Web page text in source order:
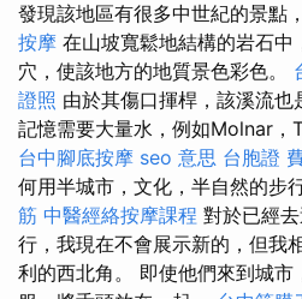
發現該地區有很多中世紀的景點
按摩 在山坡寬鬆地結構的岩石中
穴，使該地方的地質景色彩色。
證照 由於其傷口揮桿，該溪流
記憶需要大量水，例如Molnar，
台中腳底按摩 seo 意思 台胞證
何用半城市，文化，半自然的步
筋 中醫經絡按摩課程 對於已經
行，我現在不會展示新的，但我
利的西北角。 即使他們來到城市